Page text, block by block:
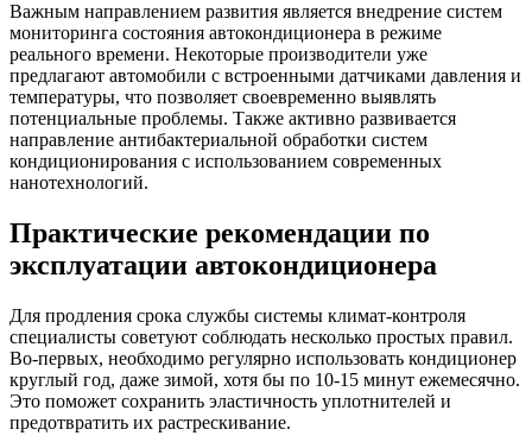
Важным направлением развития является внедрение систем
мониторинга состояния автокондиционера в режиме
реального времени. Некоторые производители уже
предлагают автомобили с встроенными датчиками давления и
температуры, что позволяет своевременно выявлять
потенциальные проблемы. Также активно развивается
направление антибактериальной обработки систем
кондиционирования с использованием современных
нанотехнологий.
Практические рекомендации по
эксплуатации автокондиционера
Для продления срока службы системы климат-контроля
специалисты советуют соблюдать несколько простых правил.
Во-первых, необходимо регулярно использовать кондиционер
круглый год, даже зимой, хотя бы по 10-15 минут ежемесячно.
Это поможет сохранить эластичность уплотнителей и
предотвратить их растрескивание.